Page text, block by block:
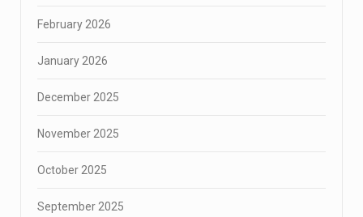
February 2026
January 2026
December 2025
November 2025
October 2025
September 2025